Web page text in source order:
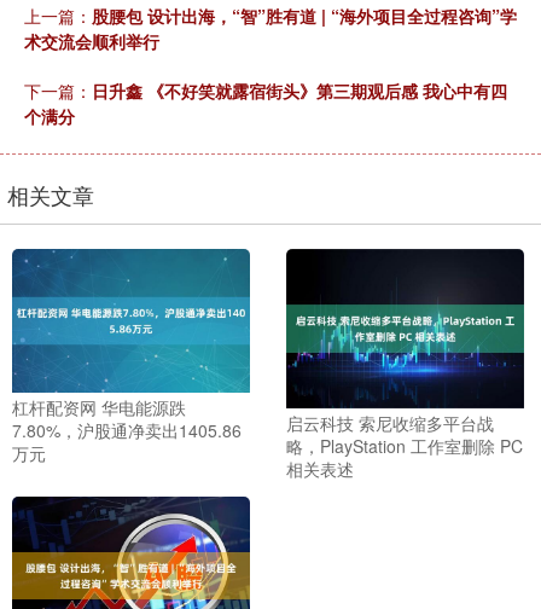
上一篇： 股腰包 设计出海，“智”胜有道 | “海外项目全过程咨询”学
术交流会顺利举行
下一篇： 日升鑫 《不好笑就露宿街头》第三期观后感 我心中有四
个满分
相关文章
杠杆配资网 华电能源跌
7.80%，沪股通净卖出1405.86
万元
启云科技 索尼收缩多平台战
略，PlayStation 工作室删除 PC
相关表述